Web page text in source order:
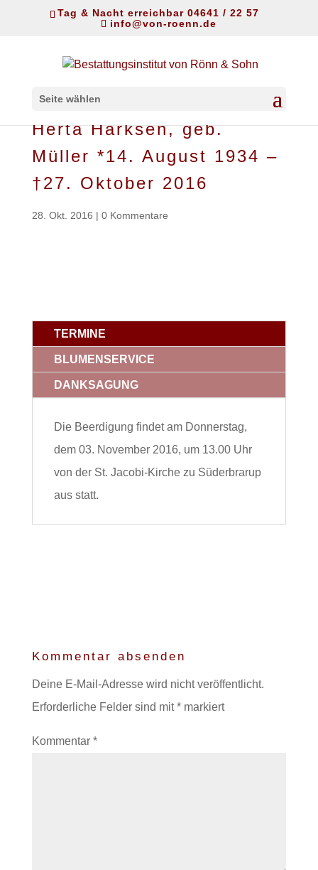
Tag & Nacht erreichbar 04641 / 22 57
info@von-roenn.de
Seite wählen
Herta Harksen, geb.
Müller *14. August 1934 –
†27. Oktober 2016
28. Okt. 2016 | 0 Kommentare
TERMINE
BLUMENSERVICE
DANKSAGUNG
Die Beerdigung findet am Donnerstag,
dem 03. November 2016, um 13.00 Uhr
von der St. Jacobi-Kirche zu Süderbrarup
aus statt.
Kommentar absenden
Deine E-Mail-Adresse wird nicht veröffentlicht.
Erforderliche Felder sind mit*markiert
Kommentar *